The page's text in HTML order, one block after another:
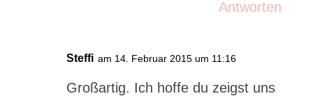
Antworten
Steffi am 14. Februar 2015 um 11:16
Großartig. Ich hoffe du zeigst uns